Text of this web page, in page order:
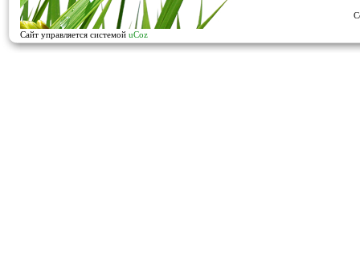
Сайт управляется системой uCoz